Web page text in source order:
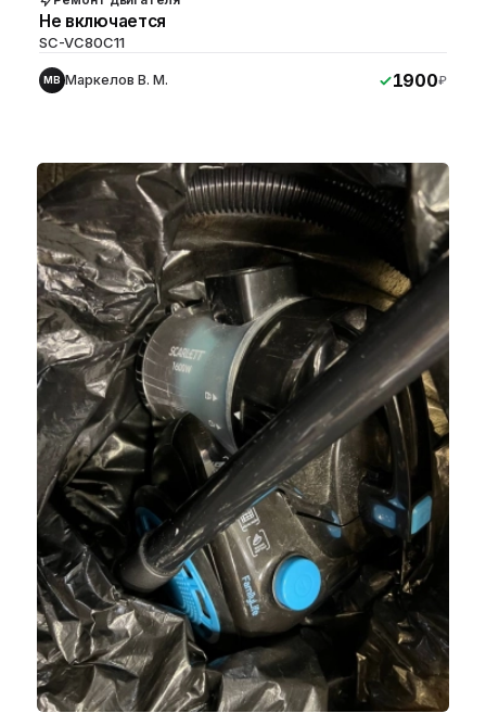
Не включается
SC-VC80C11
МВ Маркелов В. М. 1900₽